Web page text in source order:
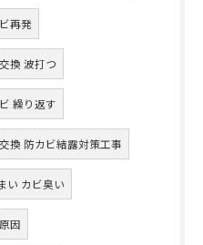
再発
換 波打つ
繰り返す
換 防カビ結露対策工事
い カビ臭い
因